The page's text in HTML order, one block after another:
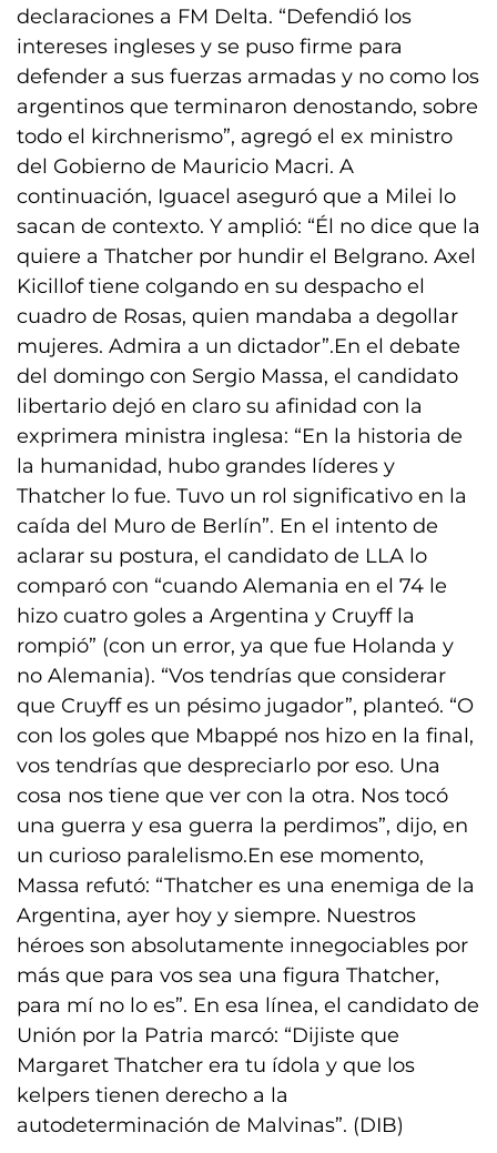
declaraciones a FM Delta. “Defendió los
intereses ingleses y se puso firme para
defender a sus fuerzas armadas y no como los
argentinos que terminaron denostando, sobre
todo el kirchnerismo”, agregó el ex ministro
del Gobierno de Mauricio Macri. A
continuación, Iguacel aseguró que a Milei lo
sacan de contexto. Y amplió: “Él no dice que la
quiere a Thatcher por hundir el Belgrano. Axel
Kicillof tiene colgando en su despacho el
cuadro de Rosas, quien mandaba a degollar
mujeres. Admira a un dictador”.En el debate
del domingo con Sergio Massa, el candidato
libertario dejó en claro su afinidad con la
exprimera ministra inglesa: “En la historia de
la humanidad, hubo grandes líderes y
Thatcher lo fue. Tuvo un rol significativo en la
caída del Muro de Berlín”. En el intento de
aclarar su postura, el candidato de LLA lo
comparó con “cuando Alemania en el 74 le
hizo cuatro goles a Argentina y Cruyff la
rompió” (con un error, ya que fue Holanda y
no Alemania). “Vos tendrías que considerar
que Cruyff es un pésimo jugador”, planteó. “O
con los goles que Mbappé nos hizo en la final,
vos tendrías que despreciarlo por eso. Una
cosa nos tiene que ver con la otra. Nos tocó
una guerra y esa guerra la perdimos”, dijo, en
un curioso paralelismo.En ese momento,
Massa refutó: “Thatcher es una enemiga de la
Argentina, ayer hoy y siempre. Nuestros
héroes son absolutamente innegociables por
más que para vos sea una figura Thatcher,
para mí no lo es”. En esa línea, el candidato de
Unión por la Patria marcó: “Dijiste que
Margaret Thatcher era tu ídola y que los
kelpers tienen derecho a la
autodeterminación de Malvinas”. (DIB)